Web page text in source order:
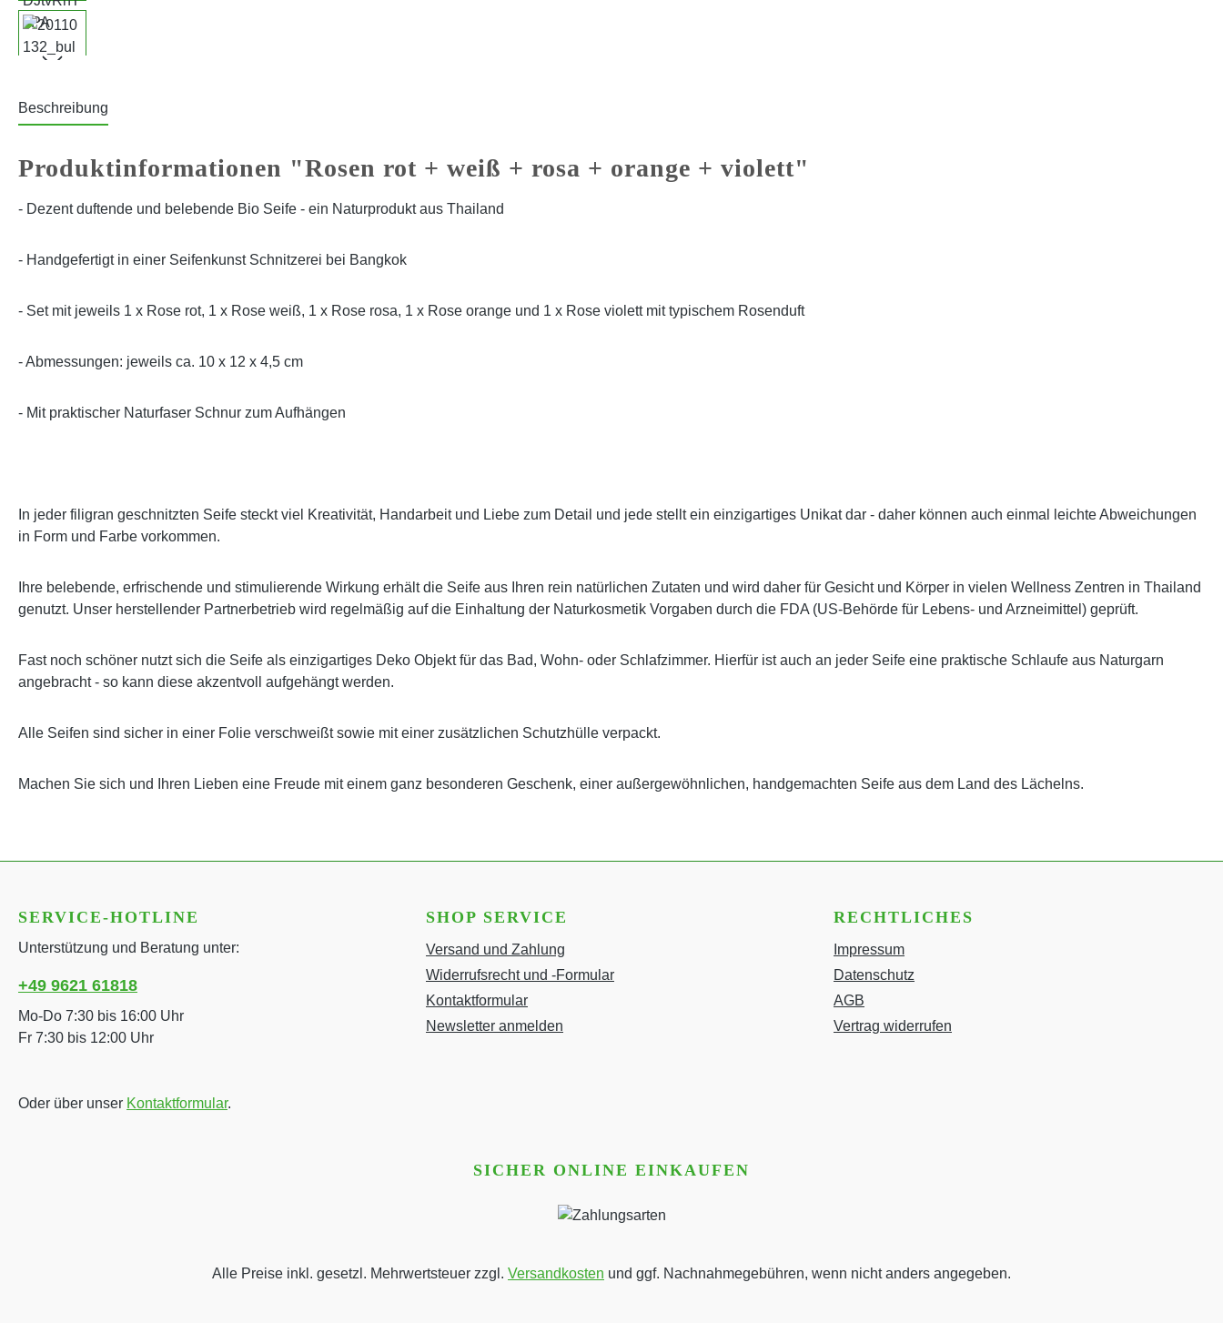
Beschreibung
Produktinformationen "Rosen rot + weiß + rosa + orange + violett"
- Dezent duftende und belebende Bio Seife - ein Naturprodukt aus Thailand
- Handgefertigt in einer Seifenkunst Schnitzerei bei Bangkok
- Set mit jeweils 1 x Rose rot, 1 x Rose weiß, 1 x Rose rosa, 1 x Rose orange und 1 x Rose violett mit typischem Rosenduft
- Abmessungen: jeweils ca. 10 x 12 x 4,5 cm
- Mit praktischer Naturfaser Schnur zum Aufhängen
In jeder filigran geschnitzten Seife steckt viel Kreativität, Handarbeit und Liebe zum Detail und jede stellt ein einzigartiges Unikat dar - daher können auch einmal leichte Abweichungen
in Form und Farbe vorkommen.
Ihre belebende, erfrischende und stimulierende Wirkung erhält die Seife aus Ihren rein natürlichen Zutaten und wird daher für Gesicht und Körper in vielen Wellness Zentren in Thailand
genutzt. Unser herstellender Partnerbetrieb wird regelmäßig auf die Einhaltung der Naturkosmetik Vorgaben durch die FDA (US-Behörde für Lebens- und Arzneimittel) geprüft.
Fast noch schöner nutzt sich die Seife als einzigartiges Deko Objekt für das Bad, Wohn- oder Schlafzimmer. Hierfür ist auch an jeder Seife eine praktische Schlaufe aus Naturgarn
angebracht - so kann diese akzentvoll aufgehängt werden.
Alle Seifen sind sicher in einer Folie verschweißt sowie mit einer zusätzlichen Schutzhülle verpackt.
Machen Sie sich und Ihren Lieben eine Freude mit einem ganz besonderen Geschenk, einer außergewöhnlichen, handgemachten Seife aus dem Land des Lächelns.
SERVICE-HOTLINE
Unterstützung und Beratung unter:
+49 9621 61818
Mo-Do 7:30 bis 16:00 Uhr
Fr 7:30 bis 12:00 Uhr
Oder über unser Kontaktformular.
SHOP SERVICE
Versand und Zahlung
Widerrufsrecht und -Formular
Kontaktformular
Newsletter anmelden
RECHTLICHES
Impressum
Datenschutz
AGB
Vertrag widerrufen
SICHER ONLINE EINKAUFEN
Alle Preise inkl. gesetzl. Mehrwertsteuer zzgl. Versandkosten und ggf. Nachnahmegebühren, wenn nicht anders angegeben.